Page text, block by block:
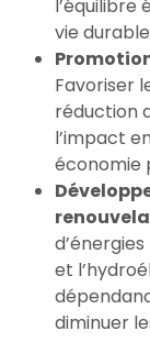
l’équilibre
vie
Favoriser
réduction
l’impact
économie
et
diminuer